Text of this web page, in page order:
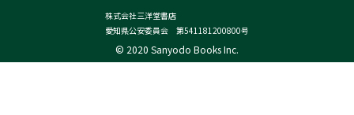
株式会社三洋堂書店
愛知県公安委員会 第541181200800号
© 2020 Sanyodo Books Inc.